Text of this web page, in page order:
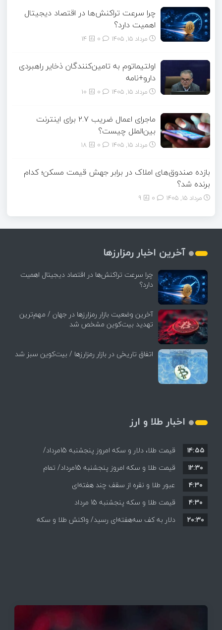
چرا سرعت تراکنش‌ها در اقتصاد دیجیتال
اهمیت دارد؟
مرداد ۱۵, ۱۴۰۵ 14
اولتیماتوم به تامین‌کنندگان ذخایر راهبردی
دارو+نامه
مرداد ۱۵, ۱۴۰۵ 10
ماجرای اعمال ضریب ۲.۷ برای اینترنت
بین‌الملل چیست؟
مرداد ۱۵, ۱۴۰۵ 18
بازده صندوق‌های املاک در برابر جهش قیمت مسکن؛ کدام
برنده شد؟
مرداد ۱۵, ۱۴۰۵ 9
آخرین اخبار رمزارزها
چرا سرعت تراکنش‌ها در اقتصاد دیجیتال اهمیت
دارد؟
آخرین وضعیت بازار رمزارزها در جهان / مهم‌ترین
تهدید بیت‌کوین مشخص شد
اتفاق تاریخی در بازار رمزارزها / بیت‌کوین سبز شد
اخبار طلا و ارز
قیمت طلا، دلار و سکه امروز پنجشنبه 15مرداد/
افزایش قیمت ها + جدول
۱۴:۵۵
قیمت طلا و سکه امروز پنجشنبه 15مرداد/ تمام
قیمت ها بر مدار افزایش + جدول
۱۲:۳۰
عبور طلا و نقره از سقف چند هفته‌ای
۴:۳۰
قیمت طلا و سکه پنجشنبه 15 مرداد
۴:۳۰
دلار به کف سه‌هفته‌ای رسید/ واکنش طلا و سکه
۲۰:۳۰